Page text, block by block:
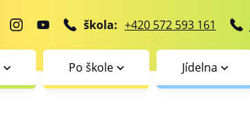
škola: +420 572 593 161
Po škole Jídelna